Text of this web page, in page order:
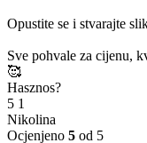
Opustite se i stvarajte
Sve pohvale za cijenu,
🥰
Hasznos?
5 1
Nikolina
Ocjenjeno 5 od 5